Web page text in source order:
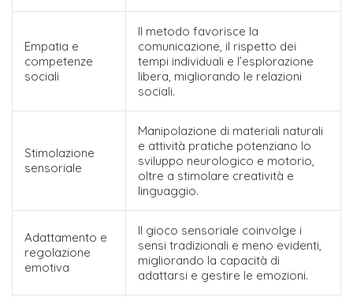
Empatia e
competenze
sociali
Il metodo favorisce la
comunicazione, il rispetto dei
tempi individuali e l’esplorazione
libera, migliorando le relazioni
sociali.
Stimolazione
sensoriale
Manipolazione di materiali naturali
e attività pratiche potenziano lo
sviluppo neurologico e motorio,
oltre a stimolare creatività e
linguaggio.
Adattamento e
regolazione
emotiva
Il gioco sensoriale coinvolge i
sensi tradizionali e meno evidenti,
migliorando la capacità di
adattarsi e gestire le emozioni.